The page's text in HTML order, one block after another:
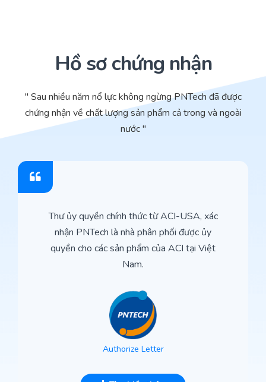
Hồ sơ chứng nhận
" Sau nhiều năm nổ lực không ngừng PNTech đã được
chứng nhận về chất lượng sản phẩm cả trong và ngoài
nước "
Thư ủy quyền chính thức từ ACI-USA, xác
nhận PNTech là nhà phân phối được ủy
quyền cho các sản phẩm của ACI tại Việt
Nam.
Authorize Letter